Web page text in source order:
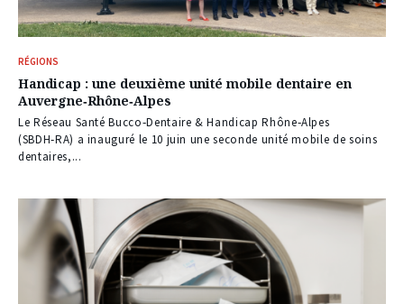
RÉGIONS
Handicap : une deuxième unité mobile dentaire en
Auvergne‑Rhône‑Alpes
Le Réseau Santé Bucco‑Dentaire & Handicap Rhône‑Alpes
(SBDH‑RA) a inauguré le 10 juin une seconde unité mobile de soins
dentaires,...